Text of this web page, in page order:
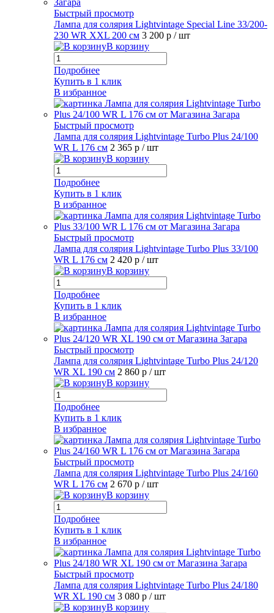
Быстрый просмотр
Лампа для солярия Lightvintage Special Line 33/200-
230 WR XXL 200 см 3 200 р / шт
В корзину
Подробнее
Купить в 1 клик
В избранное
Быстрый просмотр
Лампа для солярия Lightvintage Turbo Plus 24/100
WR L 176 см 2 365 р / шт
В корзину
Подробнее
Купить в 1 клик
В избранное
Быстрый просмотр
Лампа для солярия Lightvintage Turbo Plus 33/100
WR L 176 см 2 420 р / шт
В корзину
Подробнее
Купить в 1 клик
В избранное
Быстрый просмотр
Лампа для солярия Lightvintage Turbo Plus 24/120
WR XL 190 см 2 860 р / шт
В корзину
Подробнее
Купить в 1 клик
В избранное
Быстрый просмотр
Лампа для солярия Lightvintage Turbo Plus 24/160
WR L 176 см 2 670 р / шт
В корзину
Подробнее
Купить в 1 клик
В избранное
Быстрый просмотр
Лампа для солярия Lightvintage Turbo Plus 24/180
WR XL 190 см 3 080 р / шт
В корзину